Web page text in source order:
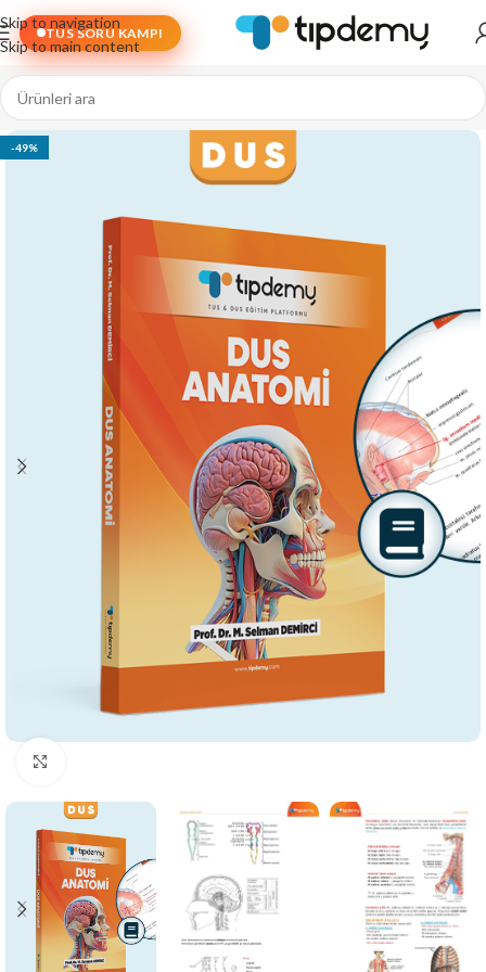
Skip to navigation
Skip to main content
TUS SORU KAMPI
-49%